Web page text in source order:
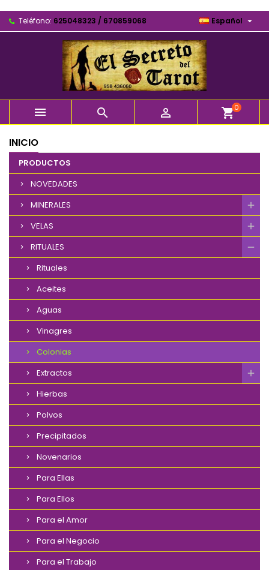
Teléfono: 625048323 / 670859068 Español 
   shopping_cart0
INICIO
PRODUCTOS
NOVEDADES
MINERALES
VELAS
RITUALES
Rituales
Aceites
Aguas
Vinagres
Colonias
Extractos
Hierbas
Polvos
Precipitados
Novenarios
Para Ellas
Para Ellos
Para el Amor
Para el Negocio
Para el Trabajo